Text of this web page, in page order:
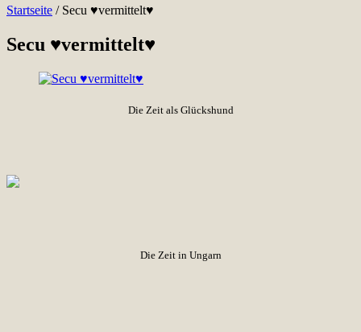
Startseite / Secu ♥vermittelt♥
Secu ♥vermittelt♥
Die Zeit als Glückshund
Die Zeit in Ungarn